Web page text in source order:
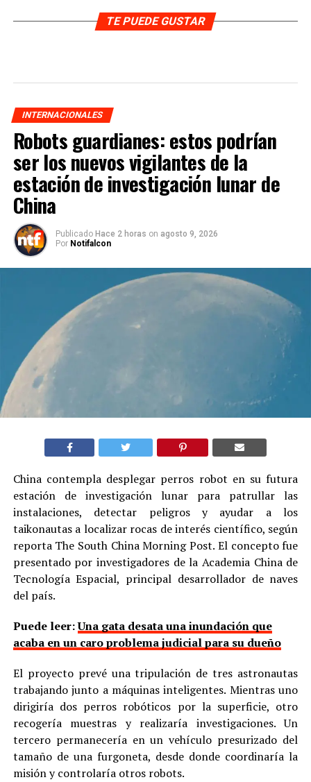
TE PUEDE GUSTAR
INTERNACIONALES
Robots guardianes: estos podrían
ser los nuevos vigilantes de la
estación de investigación lunar de
China
Publicado Hace 2 horas on agosto 9, 2026
Por Notifalcon
China contempla desplegar perros robot en su futura
estación de investigación lunar para patrullar las
instalaciones, detectar peligros y ayudar a los
taikonautas a localizar rocas de interés científico, según
reporta The South China Morning Post. El concepto fue
presentado por investigadores de la Academia China de
Tecnología Espacial, principal desarrollador de naves
del país.
Puede leer:Una gata desata una inundación que
acaba en un caro problema judicial para su dueño
El proyecto prevé una tripulación de tres astronautas
trabajando junto a máquinas inteligentes. Mientras uno
dirigiría dos perros robóticos por la superficie, otro
recogería muestras y realizaría investigaciones. Un
tercero permanecería en un vehículo presurizado del
tamaño de una furgoneta, desde donde coordinaría la
misión y controlaría otros robots.